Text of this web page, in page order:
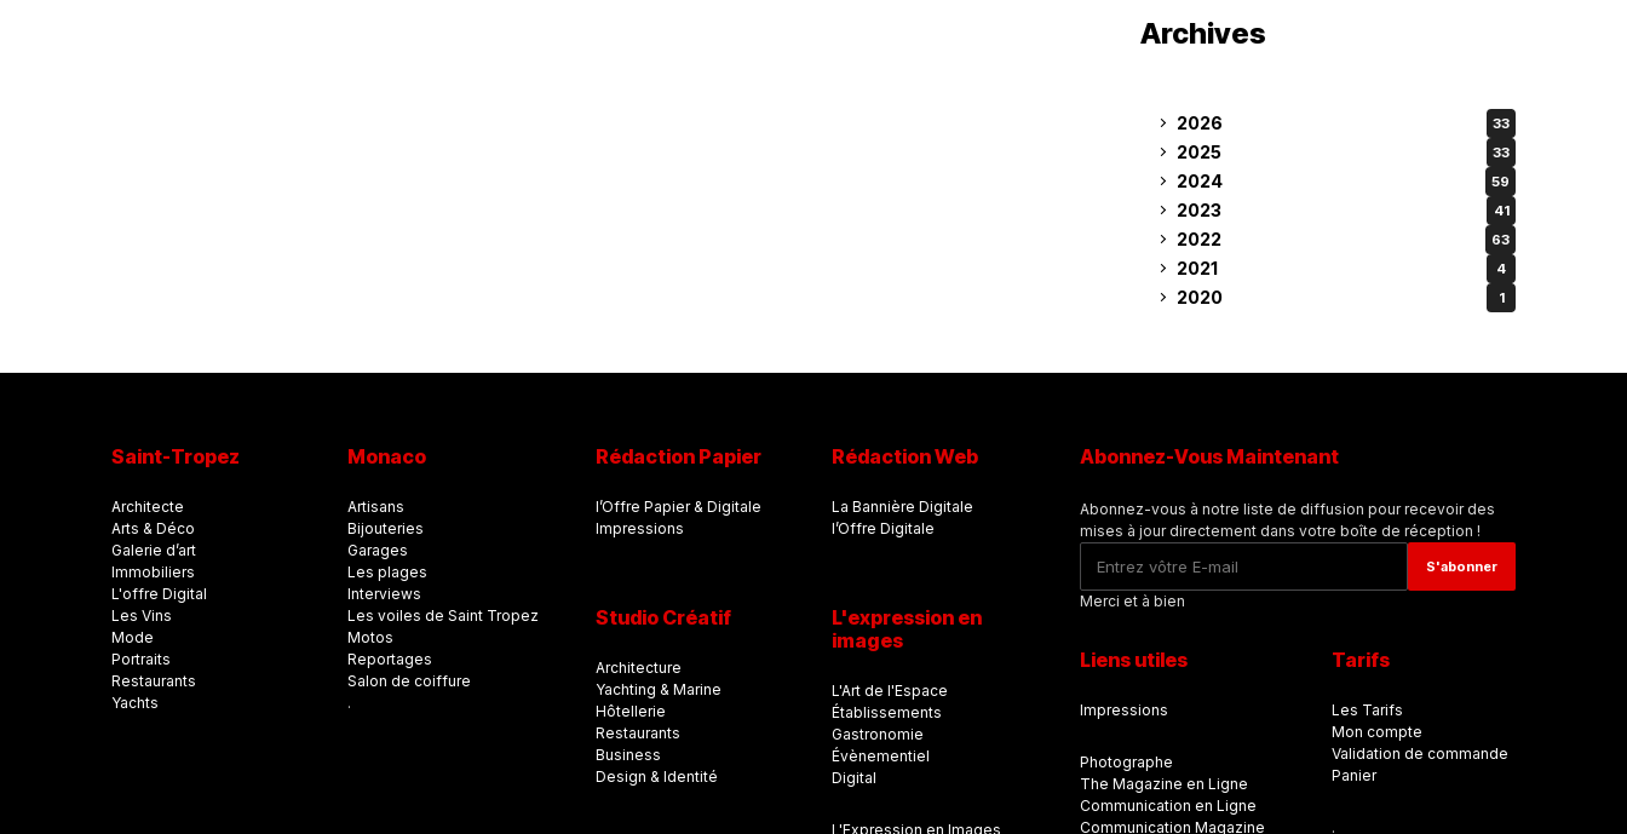
Archives
2026 33
2025 33
2024 59
2023 41
2022 63
2021 4
2020 1
Saint-Tropez
Architecte
Arts & Déco
Galerie d’art
Immobiliers
L'offre Digital
Les Vins
Mode
Portraits
Restaurants
Yachts
Monaco
Artisans
Bijouteries
Garages
Les plages
Interviews
Les voiles de Saint Tropez
Motos
Reportages
Salon de coiffure
.
Rédaction Papier
l’Offre Papier & Digitale
Impressions
Rédaction Web
La Bannière Digitale
l’Offre Digitale
Studio Créatif
Architecture
Yachting & Marine
Hôtellerie
Restaurants
Business
Design & Identité
L'expression en
images
L'Art de l'Espace
Établissements
Gastronomie
Évènementiel
Digital
L'Expression en Images
Abonnez-Vous Maintenant
Abonnez-vous à notre liste de diffusion pour recevoir des
mises à jour directement dans votre boîte de réception !
Merci et à bien
Liens utiles
Impressions
Photographe
The Magazine en Ligne
Communication en Ligne
Communication Magazine
Tarifs
Les Tarifs
Mon compte
Validation de commande
Panier
.